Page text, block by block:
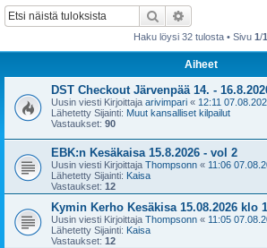
Etsi
Haku löysi 32 tulosta • Sivu 1/1
Aiheet
DST Checkout Järvenpää 14. -
Uusin viesti Kirjoittaja arivimpari « 12:11
Lähetetty Sijainti: Muut kansalliset kilpailut
Vastaukset: 90
EBK:n Kesäkaisa 15.8.2026 - vol 2
Uusin viesti Kirjoittaja Thompsonn « 11:06
Lähetetty Sijainti: Kaisa
Vastaukset: 12
Kymin Kerho Kesäkisa 15.08.2026 klo
Uusin viesti Kirjoittaja Thompsonn « 11:05
Lähetetty Sijainti: Kaisa
Vastaukset: 12